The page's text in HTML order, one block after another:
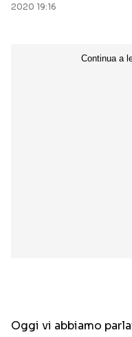
2020 19:16
Oggi vi abbiamo